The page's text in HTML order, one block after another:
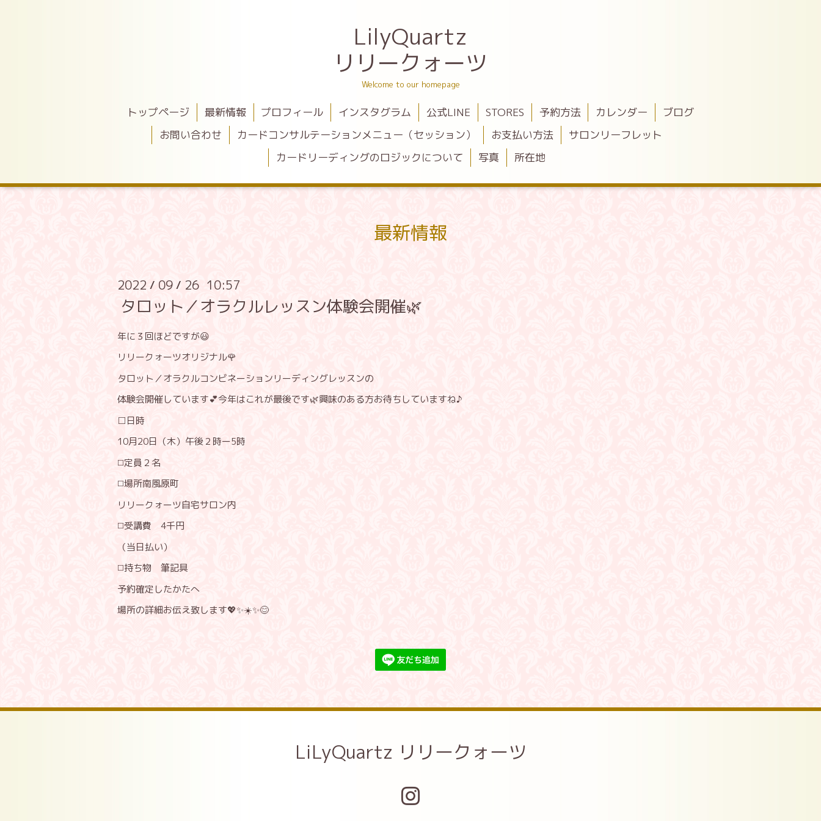
LilyQuartz
リリークォーツ
Welcome to our homepage
トップページ 最新情報 プロフィール インスタグラム 公式LINE STORES 予約方法 カレンダー
ブログ
お問い合わせ
カードコンサルテーションメニュー（セッション） お支払い方法
サロンリーフレット
カードリーディングのロジックについて
写真 所在地
最新情報
2022 / 09 / 26 10:57
タロット／オラクルレッスン体験会開催🌿
年に３回ほどですが😃
リリークォーツオリジナル🌹
タロット／オラクルコンビネーションリーディングレッスンの
体験会開催しています💕今年はこれが最後です🌿興味のある方お待ちしていますね♪
□日時
10月20日（木）午後２時ー5時
◻️定員２名
◻️場所南風原町
リリークォーツ自宅サロン内
◻️受講費 4千円
（当日払い）
◻️持ち物 筆記具
予約確定したかたへ
場所の詳細お伝え致します💖✨☀️✨😊
LiLyQuartz リリークォーツ